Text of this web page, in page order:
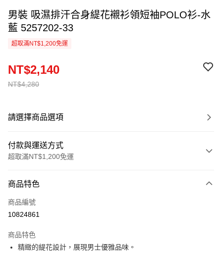
男裝 吸濕排汗合身緹花襯衫領短袖POLO衫-水
藍 5257202-33
超取滿NT$1,200免運
NT$4,280
NT$2,140
請選擇商品選項
付款與運送方式
超取滿NT$1,200免運
信用卡一次付款
超商取貨付款
Apple Pay
商品特色
商品編號
10824861
商品特色
精緻的緹花設計，展現男士優雅品味。